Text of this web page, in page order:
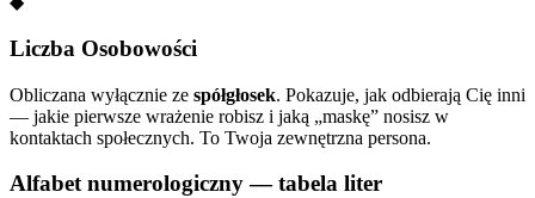
Liczba Osobowości
Obliczana wyłącznie ze spółgłosek. Pokazuje, jak odbierają Cię inni
— jakie pierwsze wrażenie robisz i jaką „maskę” nosisz w
kontaktach społecznych. To Twoja zewnętrzna persona.
Alfabet numerologiczny — tabela liter